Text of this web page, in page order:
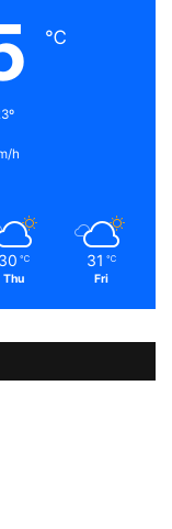
℃
h
30 ℃
Thu
31 ℃
Fri